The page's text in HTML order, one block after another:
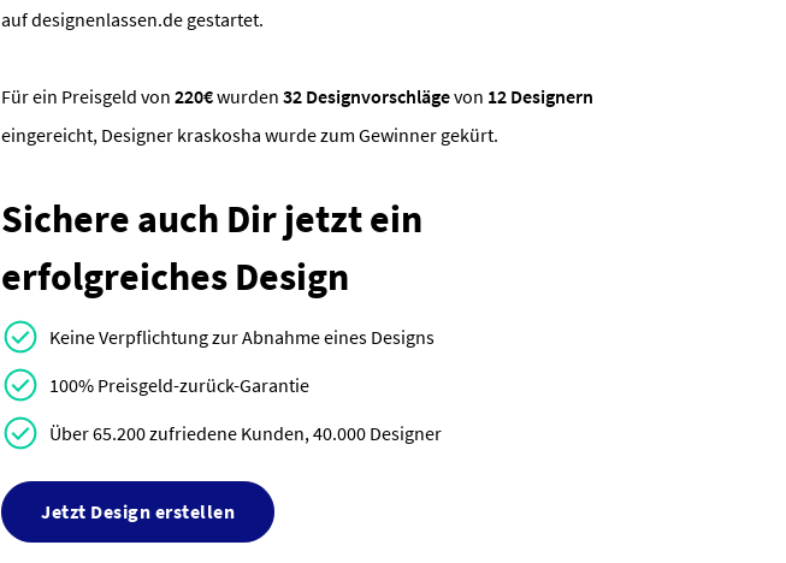
auf designenlassen.de gestartet.
Für ein Preisgeld von 220€wurden 32 Designvorschlägevon 12 Designern
eingereicht, Designer kraskosha wurde zum Gewinner gekürt.
Sichere auch Dir jetzt ein
erfolgreiches Design
Keine Verpflichtung zur Abnahme eines Designs
100% Preisgeld-zurück-Garantie
Über 65.200 zufriedene Kunden, 40.000 Designer
Jetzt Design erstellen